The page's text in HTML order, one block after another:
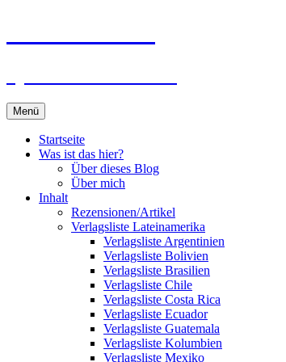
Menü
Startseite
Was ist das hier?
Über dieses Blog
Über mich
Inhalt
Rezensionen/Artikel
Verlagsliste Lateinamerika
Verlagsliste Argentinien
Verlagsliste Bolivien
Verlagsliste Brasilien
Verlagsliste Chile
Verlagsliste Costa Rica
Verlagsliste Ecuador
Verlagsliste Guatemala
Verlagsliste Kolumbien
Verlagsliste Mexiko